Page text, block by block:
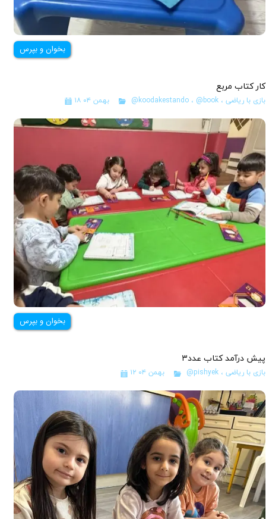
بخوان و بپرس
کار کتاب مربع
۱۸ بهمن ۰۴ @koodakestando، @book، بازی با ریاضی
بخوان و بپرس
پیش درآمد کتاب عدد۳
۱۲ بهمن ۰۴ @pishyek، بازی با ریاضی